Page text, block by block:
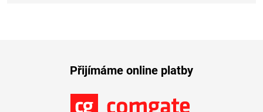
Přijímáme online platby